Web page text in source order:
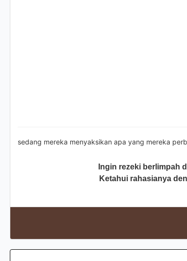
sedang mereka menyaksikan apa yang mereka
Ingin rezeki berlimpah
Ketahui rahasianya